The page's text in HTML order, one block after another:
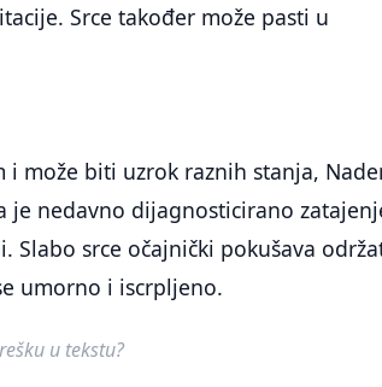
Srce također može pasti u
može biti uzrok raznih stanja,
je nedavno dijagnosticirano
Slabo srce očajnički pokušava
umorno i iscrpljeno.
u tekstu?